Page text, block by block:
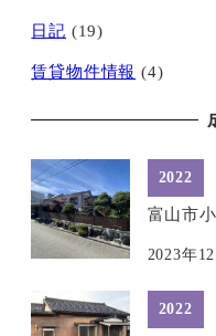
日記 (19)
賃貸物件情報 (4)
2022
富山市
2023年
2022